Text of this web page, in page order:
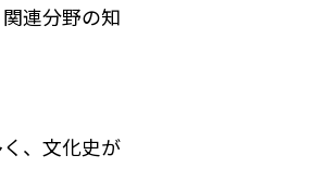
連分野の知
、文化史が